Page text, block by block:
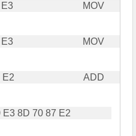
MOV
MOV
ADD
E3 8D 70 87 E2